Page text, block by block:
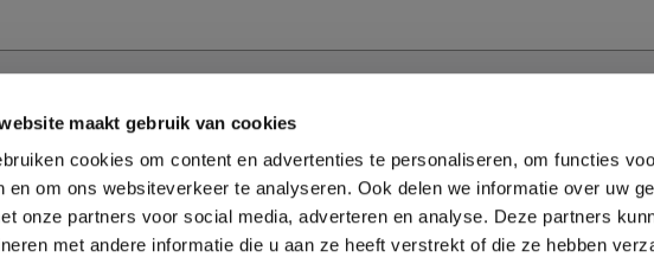
maakt gebruik van cookies
cookies om content en advertenties te personaliseren, om functies
en om ons websiteverkeer te analyseren. Ook delen we informatie over uw
onze partners voor social media, adverteren en analyse. Deze partners
met andere informatie die u aan ze heeft verstrekt of die ze hebben